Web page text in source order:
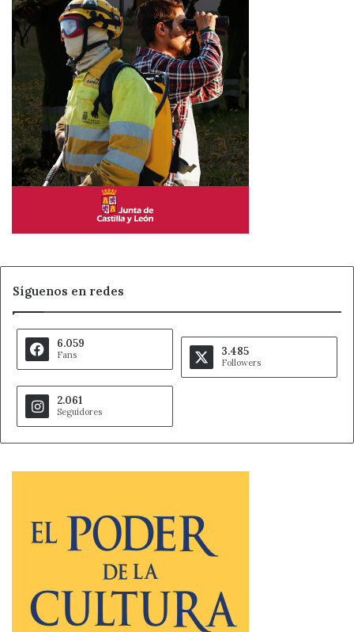
Síguenos en redes
6.059
Fans 3.485
Followers
2.061
Seguidores